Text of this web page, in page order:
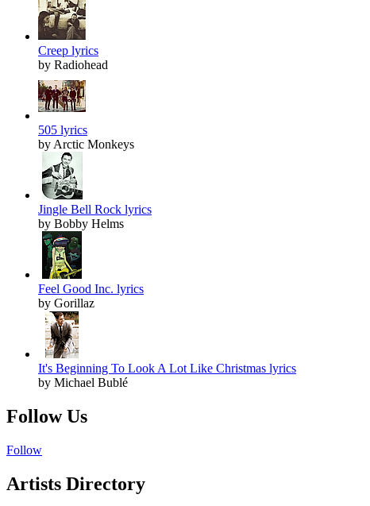
Creep lyrics
by Radiohead
505 lyrics
by Arctic Monkeys
Jingle Bell Rock lyrics
by Bobby Helms
Feel Good Inc. lyrics
by Gorillaz
It's Beginning To Look A Lot Like Christmas lyrics
by Michael Bublé
Follow Us
Follow
Artists Directory